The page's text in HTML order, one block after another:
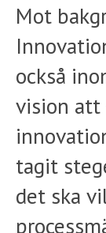
Mot
också
vision
tagit
det ska